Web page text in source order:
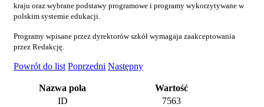
kraju oraz wybrane podstawy programowe i programy wykorzytywane w
polskim systemie edukacji.
Programy wpisane przez dyrektorów szkół wymagaja zaakceptowania
przez Redakcję.
Powrót do list Poprzedni Następny
Nazwa pola
Wartość
ID
7563